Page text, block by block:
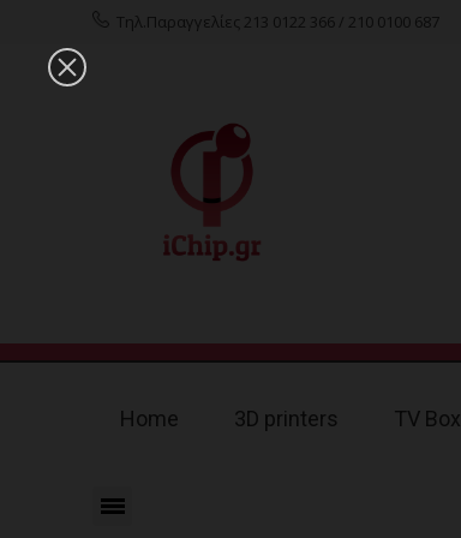
Τηλ.Παραγγελίες 213 0122 366 / 210 0100 687
Home 3D printers TV Box